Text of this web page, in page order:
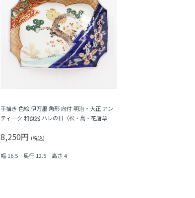
手描き 色絵 伊万里 角形 向付 明治・大正 アン
ティーク 和食器 ハレの日（松・鳥・花唐草・
8,250円 (税込)
幅 16.5 奥行 12.5 高さ 4